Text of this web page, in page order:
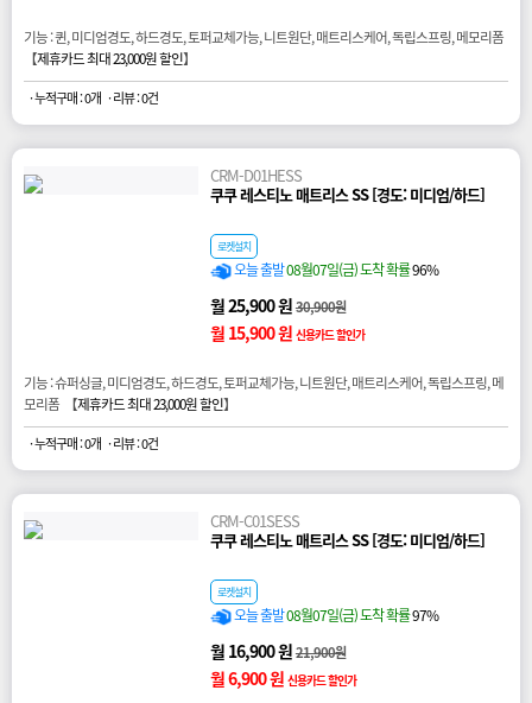
기능 : 퀸, 미디엄경도, 하드경도, 토퍼교체가능, 니트원단, 매트리스케어, 독립스프링, 메모리폼
【제휴카드 최대 23,000원 할인】
· 누적구매 : 0개 · 리뷰 : 0건
CRM-D01HESS
쿠쿠 레스티노 매트리스 SS [경도: 미디엄/하드]
로켓설치
오늘 출발08월07일(금) 도착 확률96%
월 25,900 원30,900원
월 15,900 원 신용카드 할인가
기능 : 슈퍼싱글, 미디엄경도, 하드경도, 토퍼교체가능, 니트원단, 매트리스케어, 독립스프링, 메
모리폼 【제휴카드 최대 23,000원 할인】
· 누적구매 : 0개 · 리뷰 : 0건
CRM-C01SESS
쿠쿠 레스티노 매트리스 SS [경도: 미디엄/하드]
로켓설치
오늘 출발08월07일(금) 도착 확률97%
월 16,900 원21,900원
월 6,900 원 신용카드 할인가